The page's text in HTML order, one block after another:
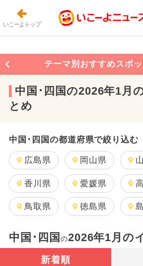
いこーよトップ
テーマ別おすすめスポ
中国･四国の2026年1月
とめ
中国･四国の都道府県で絞り込む
広島県 岡山県
香川県 愛媛県
鳥取県 徳島県
中国･四国 の2026年1月の
新着順